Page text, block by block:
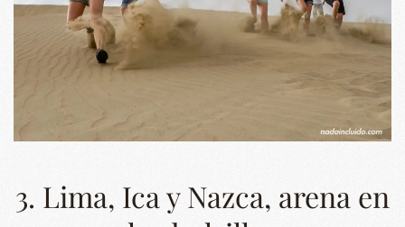
3. Lima, Ica y Nazca, arena en